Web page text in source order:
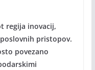
regija inovacij,
pristopov.
povezano